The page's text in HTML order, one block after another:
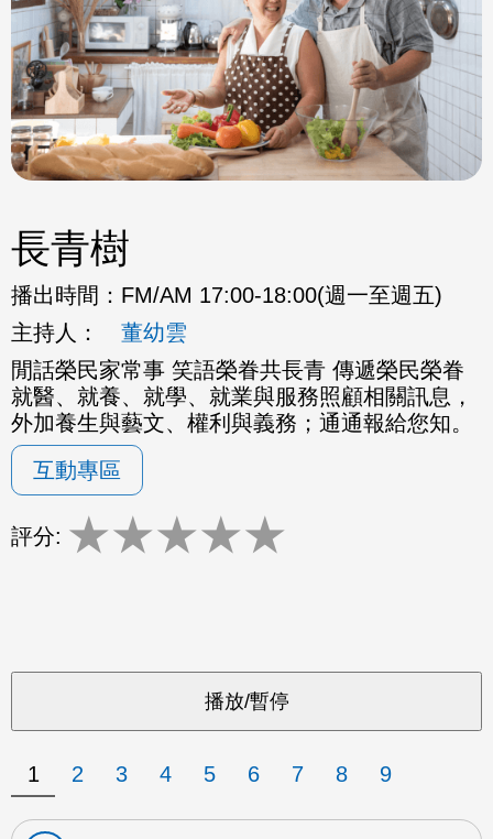
長青樹
播出時間： FM/AM 17:00-18:00(週一至週五)
主持人：
董幼雲
閒話榮民家常事 笑語榮眷共長青 傳遞榮民榮眷
就醫、就養、就學、就業與服務照顧相關訊息，
外加養生與藝文、權利與義務；通通報給您知。
互動專區
評分: ★★★★★
1 2 3 4 5 6 7 8 9